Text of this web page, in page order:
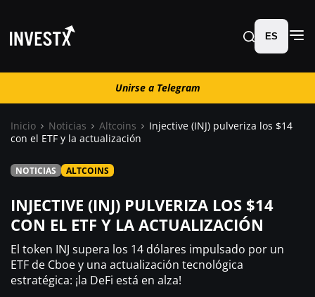
Unirse a Telegram
Noticias
Trading
¿ Dónde comprar ?
ES
Unirse a Telegram
Inicio Noticias Altcoins
Injective (INJ) pulveriza los $14
con el ETF y la actualización
NOTICIAS ALTCOINS
INJECTIVE (INJ) PULVERIZA LOS $14
CON EL ETF Y LA ACTUALIZACIÓN
El token INJ supera los 14 dólares impulsado por un
ETF de Cboe y una actualización tecnológica
estratégica: ¡la DeFi está en alza!